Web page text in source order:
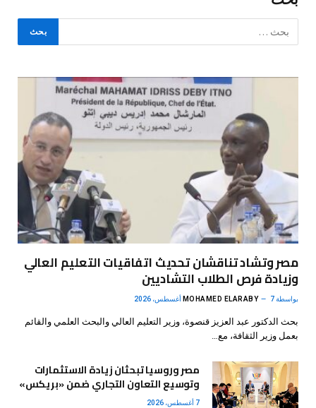
مصر وتشاد تناقشان تحديث اتفاقيات التعليم العالي
وزيادة فرص الطلاب التشاديين
بواسطة MOHAMED ELARABY 7 أغسطس، 2026
بحث الدكتور عبد العزيز قنصوة، وزير التعليم العالي والبحث العلمي والقائم
بعمل وزير الثقافة، مع…
مصر وروسيا تبحثان زيادة الاستثمارات
وتوسيع التعاون التجاري ضمن «بريكس»
7 أغسطس، 2026